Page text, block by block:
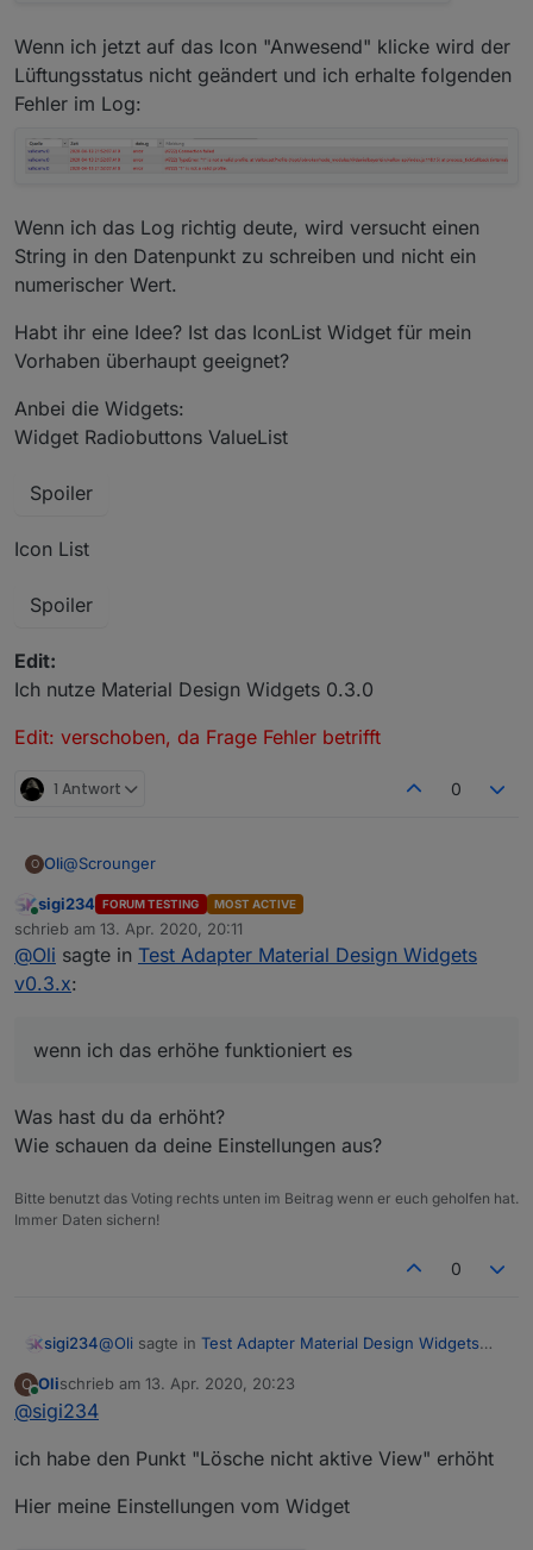
Wenn ich jetzt auf das Icon "Anwesend" klicke wird der
Lüftungsstatus nicht geändert und ich erhalte folgenden
Fehler im Log:
Wenn ich das Log richtig deute, wird versucht einen
String in den Datenpunkt zu schreiben und nicht ein
numerischer Wert.
Habt ihr eine Idee? Ist das IconList Widget für mein
Vorhaben überhaupt geeignet?
Anbei die Widgets:
Widget Radiobuttons ValueList
Spoiler
Icon List
Spoiler
Edit:
Ich nutze Material Design Widgets 0.3.0
Edit: verschoben, da Frage Fehler betrifft
1 Antwort 0
O Oli@Scrounger
wenn ich das erhöhe funktioniert es
Online
sigi234 FORUM TESTING MOST ACTIVE
schrieb am 13. Apr. 2020, 20:11
zuletzt editiert von
@Oli sagte in Test Adapter Material Design Widgets
v0.3.x:
wenn ich das erhöhe funktioniert es
Was hast du da erhöht?
Wie schauen da deine Einstellungen aus?
Bitte benutzt das Voting rechts unten im Beitrag wenn er euch geholfen hat.
Immer Daten sichern!
0
sigi234@Oli sagte in Test Adapter Material Design Widgets
Was hast du da erhöht?
O
Online
Olischrieb am 13. Apr. 2020, 20:23
zuletzt editiert von
@sigi234
ich habe den Punkt "Lösche nicht aktive View" erhöht
Hier meine Einstellungen vom Widget